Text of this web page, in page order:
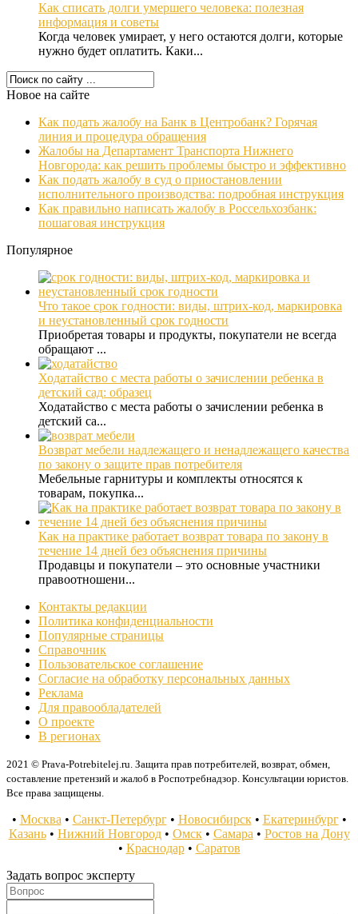
Как списать долги умершего человека: полезная
информация и советы
Когда человек умирает, у него остаются долги, которые
нужно будет оплатить. Каки...
Новое на сайте
Как подать жалобу на Банк в Центробанк? Горячая
линия и процедура обращения
Жалобы на Департамент Транспорта Нижнего
Новгорода: как решить проблемы быстро и эффективно
Как подать жалобу в суд о приостановлении
исполнительного производства: подробная инструкция
Как правильно написать жалобу в Россельхозбанк:
пошаговая инструкция
Популярное
Что такое срок годности: виды, штрих-код, маркировка
и неустановленный срок годности
Приобретая товары и продукты, покупатели не всегда
обращают ...
Ходатайство с места работы о зачислении ребенка в
детский сад: образец
Ходатайство с места работы о зачислении ребенка в
детский са...
Возврат мебели надлежащего и ненадлежащего качества
по закону о защите прав потребителя
Мебельные гарнитуры и комплекты относятся к
товарам, покупка...
Как на практике работает возврат товара по закону в
течение 14 дней без объяснения причины
Продавцы и покупатели – это основные участники
правоотношени...
Контакты редакции
Политика конфиденциальности
Популярные страницы
Справочник
Пользовательское соглашение
Согласие на обработку персональных данных
Реклама
Для правообладателей
О проекте
В регионах
2021 © Prava-Potrebitelej.ru. Защита прав потребителей, возврат, обмен,
составление претензий и жалоб в Роспотребнадзор. Консультации юристов.
Все права защищены.
• Москва• Санкт-Петербург• Новосибирск• Екатеринбург•
Казань• Нижний Новгород• Омск• Самара• Ростов на Дону
• Краснодар• Саратов
Задать вопрос эксперту